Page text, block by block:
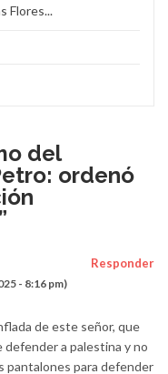
Flores...
del
ordenó
- 8:16 pm)
Responder
de este señor, que
defender a palestina y no
pantalones para defender